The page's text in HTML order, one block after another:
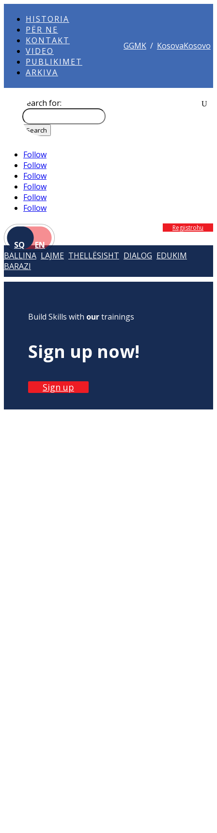
HISTORIA
PËR NE
KONTAKT
VIDEO
PUBLIKIMET
ARKIVA
GGMK / KosovaKosovo
Search for:
Follow
Follow
Follow
Follow
Follow
Follow
SQ EN
Regjistrohu
BALLINA LAJME THELLËSISHT DIALOG EDUKIM
BARAZI
Build Skills with ourtrainings
Sign up now!
Sign up